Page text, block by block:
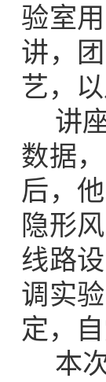
验室
讲，
艺，
讲
数据
后，
隐形
线路
调实
定，
本